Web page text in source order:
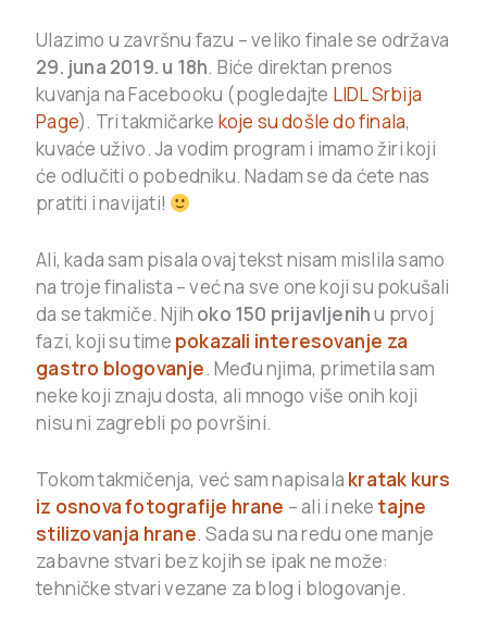
Ulazimo u završnu fazu – veliko finale se održava
29. juna 2019. u 18h. Biće direktan prenos
kuvanja na Facebooku (pogledajte LIDL Srbija
Page). Tri takmičarke koje su došle do finala,
kuvaće uživo. Ja vodim program i imamo žiri koji
će odlučiti o pobedniku. Nadam se da ćete nas
pratiti i navijati!
Ali, kada sam pisala ovaj tekst nisam mislila samo
na troje finalista – već na sve one koji su pokušali
da se takmiče. Njih oko 150 prijavljenihu prvoj
fazi, koji su time pokazali interesovanje za
gastro blogovanje. Među njima, primetila sam
neke koji znaju dosta, ali mnogo više onih koji
nisu ni zagrebli po površini.
Tokom takmičenja, već sam napisala kratak kurs
iz osnova fotografije hrane – ali i neke tajne
stilizovanja hrane. Sada su na redu one manje
zabavne stvari bez kojih se ipak ne može:
tehničke stvari vezane za blog i blogovanje.